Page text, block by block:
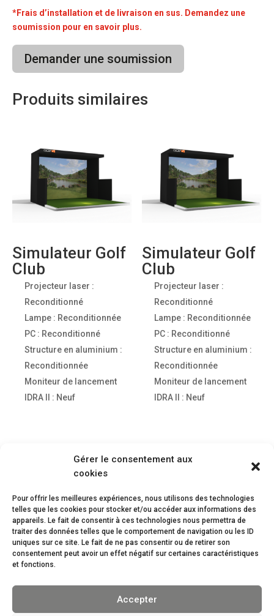
Gérer le consentement aux
cookies
Pour offrir les meilleures expériences, nous utilisons des technologies
telles que les cookies pour stocker et/ou accéder aux informations des
appareils. Le fait de consentir à ces technologies nous permettra de
traiter des données telles que le comportement de navigation ou les ID
uniques sur ce site. Le fait de ne pas consentir ou de retirer son
consentement peut avoir un effet négatif sur certaines caractéristiques
et fonctions.
Accepter
*Frais d’installation et de livraison en sus. Demandez une
soumission pour en savoir plus.
Demander une soumission
Produits similaires
Simulateur Golf
Club
Projecteur laser :
Reconditionné
Lampe : Reconditionnée
PC : Reconditionné
Structure en aluminium :
Reconditionnée
Moniteur de lancement
IDRA II : Neuf
Simulateur Golf
Club
Projecteur laser :
Reconditionné
Lampe : Reconditionnée
PC : Reconditionné
Structure en aluminium :
Reconditionnée
Moniteur de lancement
IDRA II : Neuf
LIQUIDASIM
9555, 10e Avenue